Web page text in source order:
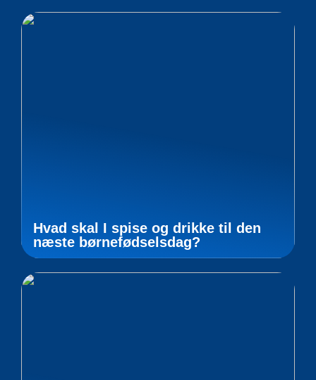
Hvad skal I spise og drikke til den
næste børnefødselsdag?